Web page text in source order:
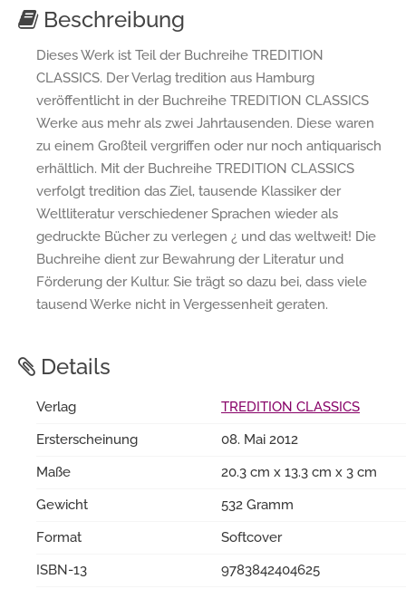
Beschreibung
Dieses Werk ist Teil der Buchreihe TREDITION
CLASSICS. Der Verlag tredition aus Hamburg
veröffentlicht in der Buchreihe TREDITION CLASSICS
Werke aus mehr als zwei Jahrtausenden. Diese waren
zu einem Großteil vergriffen oder nur noch antiquarisch
erhältlich. Mit der Buchreihe TREDITION CLASSICS
verfolgt tredition das Ziel, tausende Klassiker der
Weltliteratur verschiedener Sprachen wieder als
gedruckte Bücher zu verlegen ¿ und das weltweit! Die
Buchreihe dient zur Bewahrung der Literatur und
Förderung der Kultur. Sie trägt so dazu bei, dass viele
tausend Werke nicht in Vergessenheit geraten.
Details
Verlag
TREDITION CLASSICS
Ersterscheinung
08. Mai 2012
Maße
20.3 cm x 13.3 cm x 3 cm
Gewicht
532 Gramm
Format
Softcover
ISBN-13
9783842404625